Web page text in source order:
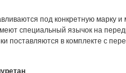
под конкретную марку
специальный язычок на
поставляются в комплекте с